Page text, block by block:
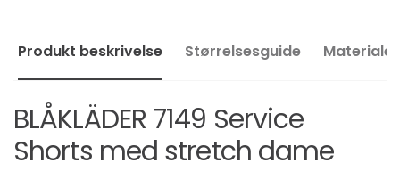
Produkt beskrivelse Størrelsesguide Materialer
BLÅKLÄDER 7149 Service
Shorts med stretch dame